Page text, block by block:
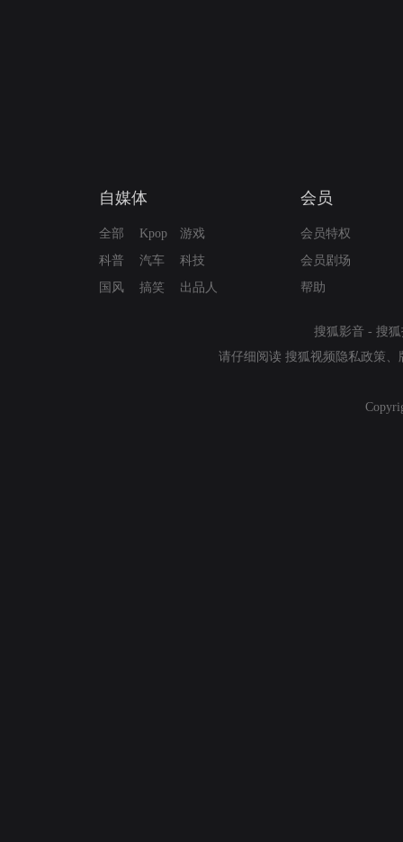
自媒体
全部
科普
国风
Kpop
汽车
搞笑
游戏
科技
出品人
会员
会员特权
会员剧场
帮助
搜狐影音 - 搜
请仔细阅读 搜狐视频隐私政策 、